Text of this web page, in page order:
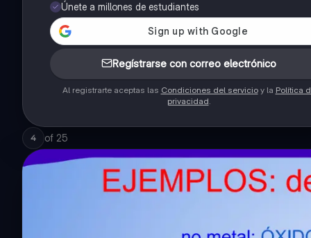
Únete a millones de estudiantes
Regístrarse con correo electrónico
Al registrarte aceptas las Condiciones del servicioy la Política
privacidad.
4 of 25